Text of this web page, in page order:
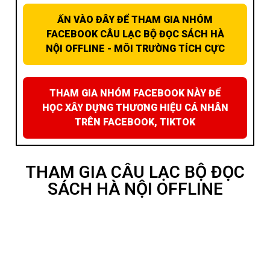
ẤN VÀO ĐÂY ĐỂ THAM GIA NHÓM
FACEBOOK CÂU LẠC BỘ ĐỌC SÁCH HÀ
NỘI OFFLINE - MÔI TRƯỜNG TÍCH CỰC
THAM GIA NHÓM FACEBOOK NÀY ĐỂ
HỌC XÂY DỰNG THƯƠNG HIỆU CÁ NHÂN
TRÊN FACEBOOK, TIKTOK
THAM GIA CÂU LẠC BỘ ĐỌC
SÁCH HÀ NỘI OFFLINE